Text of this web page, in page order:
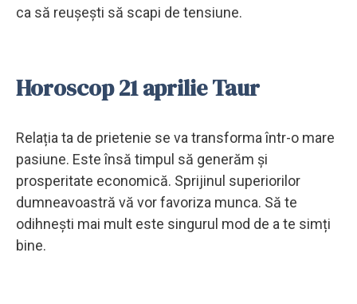
ca să reușești să scapi de tensiune.
Horoscop 21 aprilie Taur
Relația ta de prietenie se va transforma într-o mare
pasiune. Este însă timpul să generăm și
prosperitate economică. Sprijinul superiorilor
dumneavoastră vă vor favoriza munca. Să te
odihnești mai mult este singurul mod de a te simți
bine.